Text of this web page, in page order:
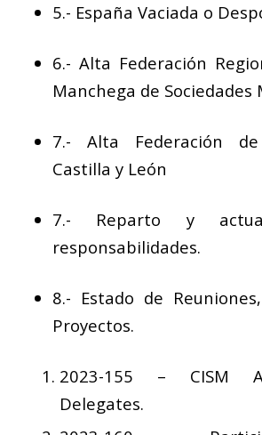
5.- España Vaciada o
6.- Alta Federación
Manchega de Sociedades
7.- Alta Federación
Castilla y León
7.- Reparto y
responsabilidades.
8.- Estado de
Proyectos.
2023-155 – CISM
Delegates.